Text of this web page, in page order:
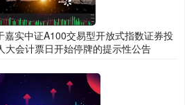
实中证A100交易型开放式指数证券投
大会计票日开始停牌的提示性公告